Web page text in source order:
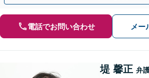
電話でお問い合わせ メー
堤 馨正 弁